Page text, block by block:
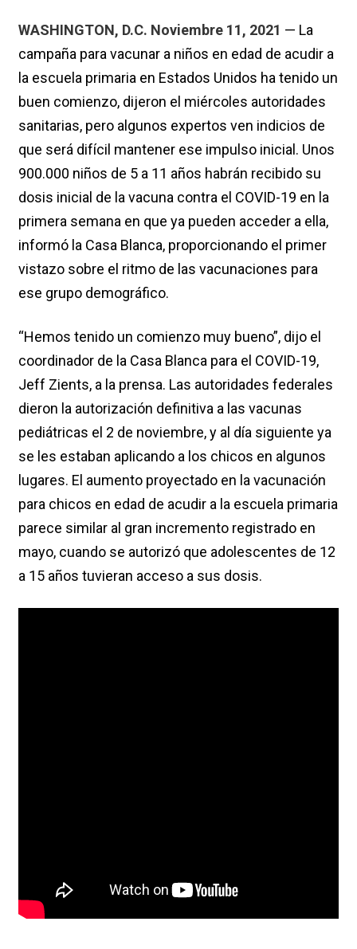
WASHINGTON, D.C. Noviembre 11, 2021 — La
campaña para vacunar a niños en edad de acudir a
la escuela primaria en Estados Unidos ha tenido un
buen comienzo, dijeron el miércoles autoridades
sanitarias, pero algunos expertos ven indicios de
que será difícil mantener ese impulso inicial. Unos
900.000 niños de 5 a 11 años habrán recibido su
dosis inicial de la vacuna contra el COVID-19 en la
primera semana en que ya pueden acceder a ella,
informó la Casa Blanca, proporcionando el primer
vistazo sobre el ritmo de las vacunaciones para
ese grupo demográfico.
“Hemos tenido un comienzo muy bueno”, dijo el
coordinador de la Casa Blanca para el COVID-19,
Jeff Zients, a la prensa. Las autoridades federales
dieron la autorización definitiva a las vacunas
pediátricas el 2 de noviembre, y al día siguiente ya
se les estaban aplicando a los chicos en algunos
lugares. El aumento proyectado en la vacunación
para chicos en edad de acudir a la escuela primaria
parece similar al gran incremento registrado en
mayo, cuando se autorizó que adolescentes de 12
a 15 años tuvieran acceso a sus dosis.